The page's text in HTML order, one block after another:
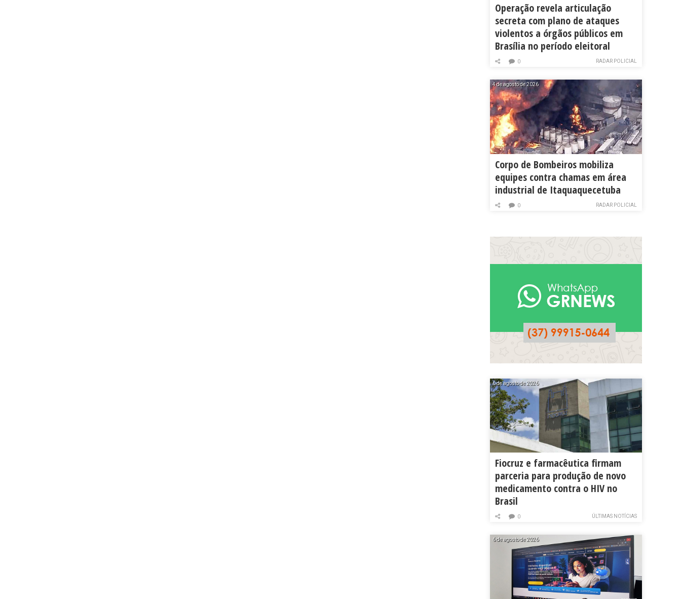
Operação revela articulação
secreta com plano de ataques
violentos a órgãos públicos em
Brasília no período eleitoral
RADAR POLICIAL
0
4 de agosto de 2026
Corpo de Bombeiros mobiliza
equipes contra chamas em área
industrial de Itaquaquecetuba
RADAR POLICIAL
0
6 de agosto de 2026
Fiocruz e farmacêutica firmam
parceria para produção de novo
medicamento contra o HIV no
Brasil
ÚLTIMAS NOTÍCIAS
0
6 de agosto de 2026